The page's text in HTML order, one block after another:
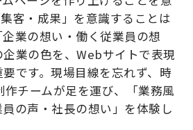
客・成果」を意識することは
業の想い・働く従業員の想
業の色を、Webサイトで表現
です。現場目線を忘れず、時
チームが足を運び、「業務風
の声・社長の想い」を体験し